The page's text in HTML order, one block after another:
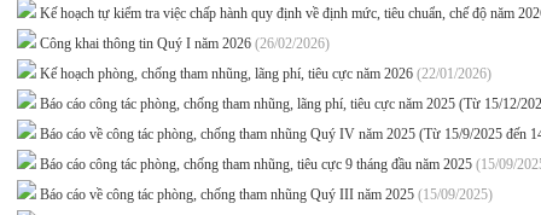
Kế hoạch tự kiểm tra việc chấp hành quy định về định mức, tiêu chuẩn, chế độ năm
Công khai thông tin Quý I năm 2026 (26/02/2026)
Kế hoạch phòng, chống tham nhũng, lãng phí, tiêu cực năm 2026 (22/01/2026)
Báo cáo công tác phòng, chống tham nhũng, lãng phí, tiêu cực năm 2025 (Từ 15/12/
Báo cáo về công tác phòng, chống tham nhũng Quý IV năm 2025 (Từ 15/9/2025 đến
Báo cáo công tác phòng, chống tham nhũng, tiêu cực 9 tháng đầu năm 2025 (15/09/
Báo cáo về công tác phòng, chống tham nhũng Quý III năm 2025 (15/09/2025)